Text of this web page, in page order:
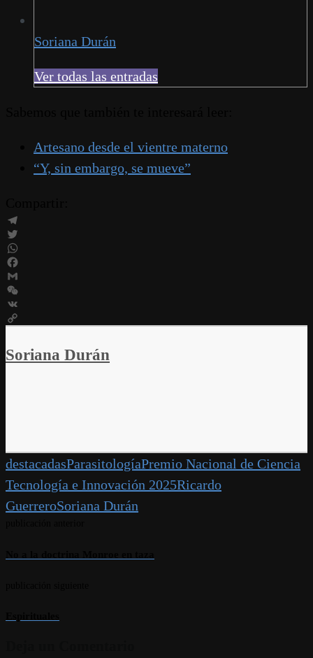
Soriana Durán
Ver todas las entradas
Artesano desde el vientre materno
“Y, sin embargo, se mueve”
Telegram
Twitter
WhatsApp
Facebook
Gmail
WeChat
VK
Copy
Link
Soriana Durán
destacadasParasitologíaPremio Nacional de Ciencia
Tecnología e Innovación 2025Ricardo
GuerreroSoriana Durán